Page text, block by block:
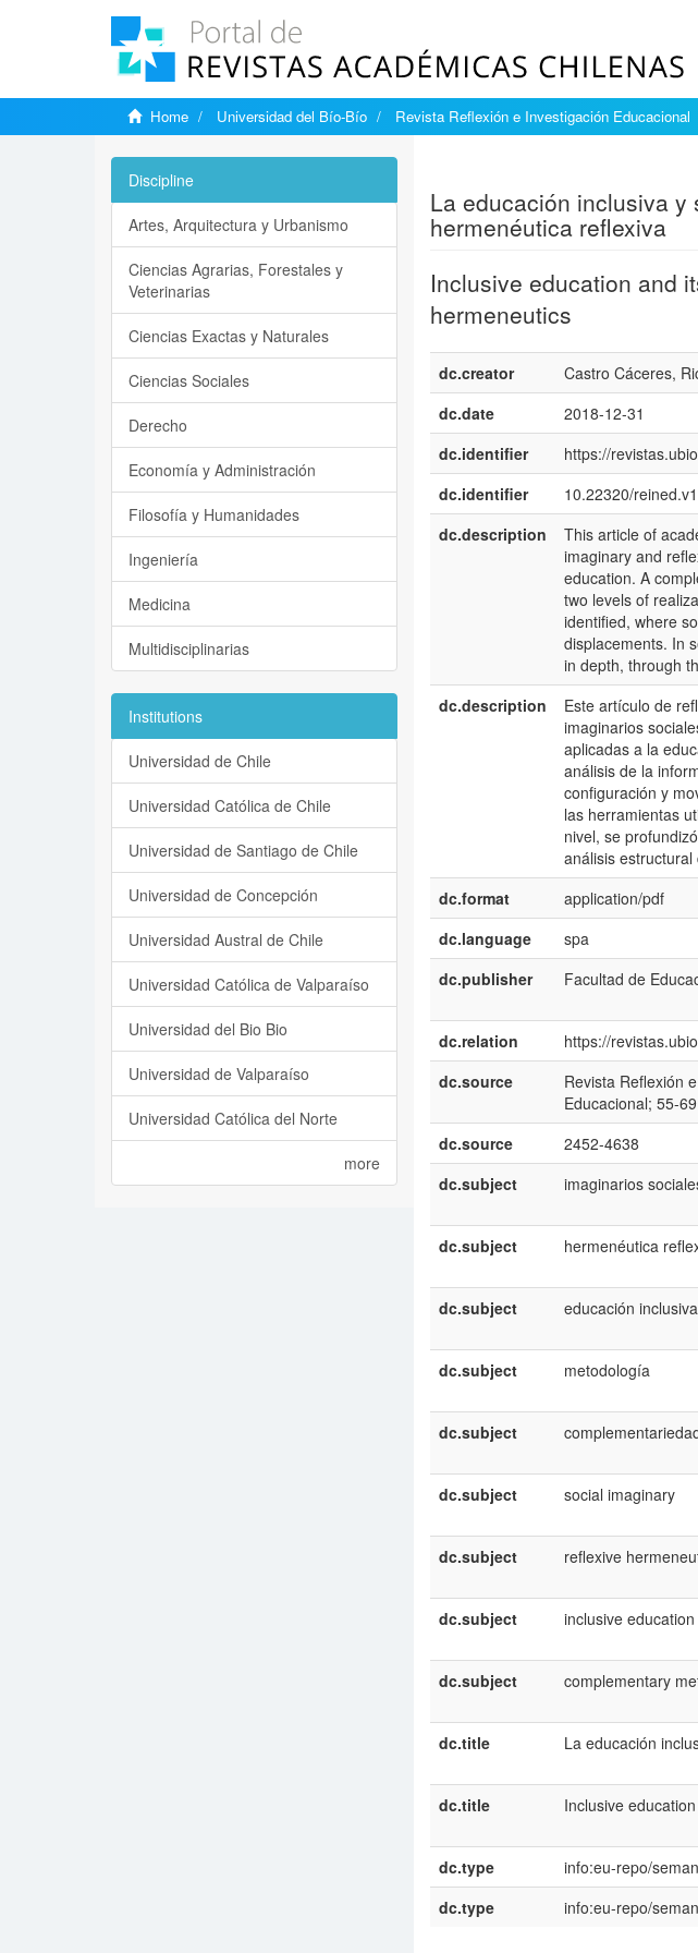
Home Universidad del Bío-Bío Revista Reflexión e Investigación Educacional
La educación inclusiva
hermenéutica reflexiva
Inclusive education and
hermeneutics
dc.creator
Castro Cáceres,
dc.date
2018-12-31
dc.identifier
https://
dc.identifier
10.22320/
dc.description
This article of
imaginary and
education. A
two levels of
identified, where
displacements. In
in depth, through
dc.description
Este artículo de
imaginarios
aplicadas a la
análisis de la
configuración y
las herramientas
nivel, se
análisis
dc.format
application/pdf
dc.language
spa
dc.publisher
Facultad de
dc.relation
https://
dc.source
Revista Reflexión
Educacional; 55-69
dc.source
2452-4638
dc.subject
imaginarios
dc.subject
hermenéutica
dc.subject
educación inclusiva
dc.subject
metodología
dc.subject
dc.subject
social imaginary
dc.subject
reflexive
dc.subject
inclusive education
dc.subject
complementary
dc.title
La educación
dc.title
Inclusive
dc.type
info:eu-repo/
dc.type
info:eu-repo/
Discipline
Artes, Arquitectura y Urbanismo
Ciencias Agrarias, Forestales y
Veterinarias
Ciencias Exactas y Naturales
Ciencias Sociales
Derecho
Economía y Administración
Filosofía y Humanidades
Ingeniería
Medicina
Multidisciplinarias
Institutions
Universidad de Chile
Universidad Católica de Chile
Universidad de Santiago de Chile
Universidad de Concepción
Universidad Austral de Chile
Universidad Católica de Valparaíso
Universidad del Bio Bio
Universidad de Valparaíso
Universidad Católica del Norte
more